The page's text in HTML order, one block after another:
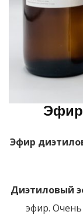
Эфир
Диэтиловый
эфир.